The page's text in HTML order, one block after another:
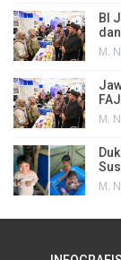
BI
M.
M.
M.